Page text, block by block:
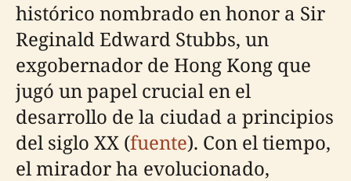
histórico nombrado en honor a Sir
Reginald Edward Stubbs, un
exgobernador de Hong Kong que
jugó un papel crucial en el
desarrollo de la ciudad a principios
del siglo XX (fuente). Con el tiempo,
el mirador ha evolucionado,